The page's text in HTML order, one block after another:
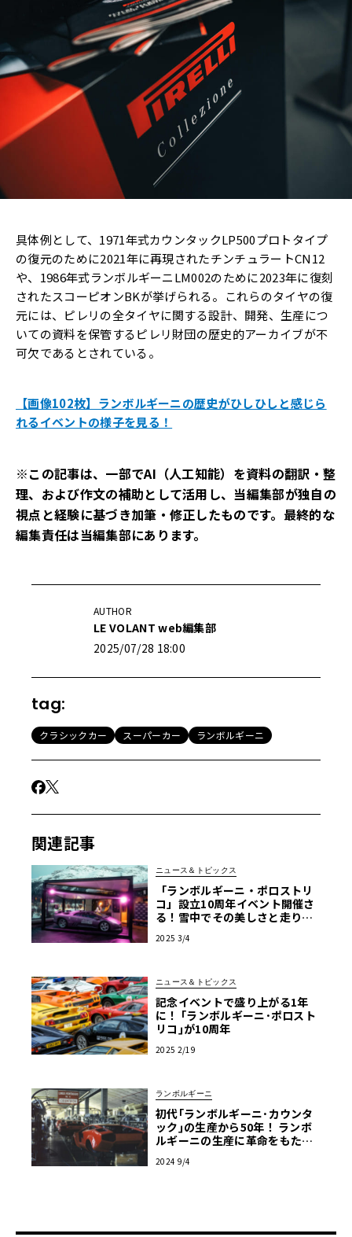
具体例として、1971年式カウンタックLP500プロトタイプ
の復元のために2021年に再現されたチンチュラートCN12
や、1986年式ランボルギーニLM002のために2023年に復刻
されたスコーピオンBKが挙げられる。これらのタイヤの復
元には、ピレリの全タイヤに関する設計、開発、生産につ
いての資料を保管するピレリ財団の歴史的アーカイブが不
可欠であるとされている。
【画像102枚】ランボルギーニの歴史がひしひしと感じら
れるイベントの様子を見る！
※この記事は、一部でAI（人工知能）を資料の翻訳・整
理、および作文の補助として活用し、当編集部が独自の
視点と経験に基づき加筆・修正したものです。最終的な
編集責任は当編集部にあります。
AUTHOR
LE VOLANT web編集部
2025/07/28 18:00
tag:
クラシックカー スーパーカー ランボルギーニ
関連記事
ニュース＆トピックス
「ランボルギーニ・ポロストリ
コ」設立10周年イベント開催さ
る！雪中でその美しさと走りを
2025 3/4
ニュース＆トピックス
記念イベントで盛り上がる1年
に！ ｢ランボルギーニ･ポロスト
リコ｣が10周年
2025 2/19
ランボルギーニ
初代｢ランボルギーニ･カウンタ
ック｣の生産から50年！ ランボ
ルギーニの生産に革命をもたら
2024 9/4